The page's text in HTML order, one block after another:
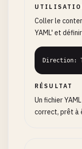
Coller le
YAML' et
Direction:
RÉSULTAT
Un fichier
correct, prêt à